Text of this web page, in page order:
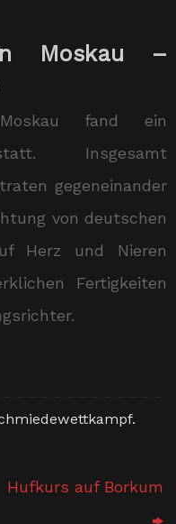
Moskau –
fand ein
Insgesamt
gegeneinander
von deutschen
Herz und Nieren
Fertigkeiten
.
Hufkurs auf Borkum